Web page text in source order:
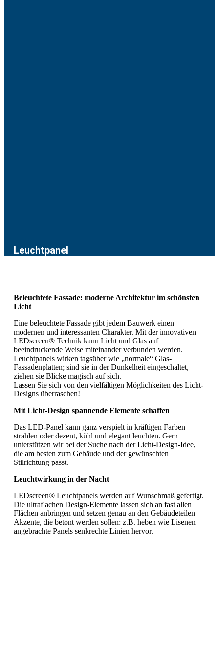
Leuchtpanel
Beleuchtete Fassade: moderne Architektur im schönsten
Licht
Eine beleuchtete Fassade gibt jedem Bauwerk einen
modernen und interessanten Charakter. Mit der innovativen
LEDscreen® Technik kann Licht und Glas auf
beeindruckende Weise miteinander verbunden werden.
Leuchtpanels wirken tagsüber wie „normale“ Glas-
Fassadenplatten; sind sie in der Dunkelheit eingeschaltet,
ziehen sie Blicke magisch auf sich.
Lassen Sie sich von den vielfältigen Möglichkeiten des Licht-
Designs überraschen!
Mit Licht-Design spannende Elemente schaffen
Das LED-Panel kann ganz verspielt in kräftigen Farben
strahlen oder dezent, kühl und elegant leuchten. Gern
unterstützen wir bei der Suche nach der Licht-Design-Idee,
die am besten zum Gebäude und der gewünschten
Stilrichtung passt.
Leuchtwirkung in der Nacht
LEDscreen® Leuchtpanels werden auf Wunschmaß gefertigt.
Die ultraflachen Design-Elemente lassen sich an fast allen
Flächen anbringen und setzen genau an den Gebäudeteilen
Akzente, die betont werden sollen: z.B. heben wie Lisenen
angebrachte Panels senkrechte Linien hervor.